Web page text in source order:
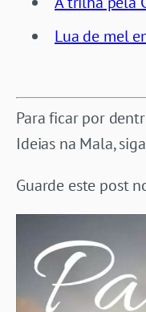
Lua de mel
Para ficar por
Ideias na Mala,
Guarde este post